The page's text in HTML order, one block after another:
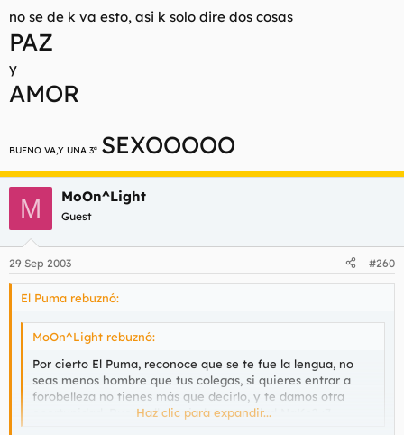
no se de k va esto, asi k solo dire dos cosas
PAZ
y
AMOR
BUENO VA,Y UNA 3ª SEXOOOOO
M MoOn^Light
Guest
29 Sep 2003 #260
El Puma rebuznó:
MoOn^Light rebuznó:
Por cierto El Puma, reconoce que se te fue la lengua, no
seas menos hombre que tus colegas, si quieres entrar a
forobelleza no tienes más que decirlo, y te damos otra
oportunidad. Buen rollo y piruletas, verdad NaKo? :7
Haz clic para expandir...